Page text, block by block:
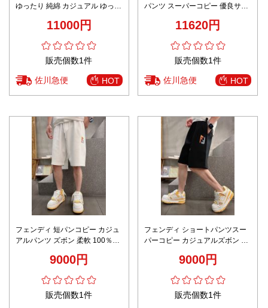
ゆったり 純綿 カジュアル ゆった
11000円
販売個数1件
佐川急便 HOT
パンツ スーパーコピー 優良サイ
ン 高級感仕上げ11620円
販売個数1件
佐川急便 HOT
フェンディ 短パンコピー カジュ
アルパンツ ズボン 柔軟 100％綿
9000円
販売個数1件
フェンディ ショートパンツスー
パーコピー カジュアルズボン 柔
9000円
販売個数1件